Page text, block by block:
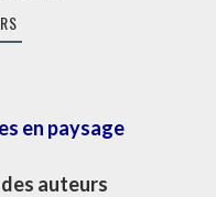
en paysage
auteurs